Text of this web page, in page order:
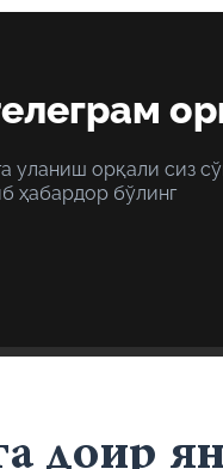
уланиш орқали сиз
ҳабардор бўлинг
доир